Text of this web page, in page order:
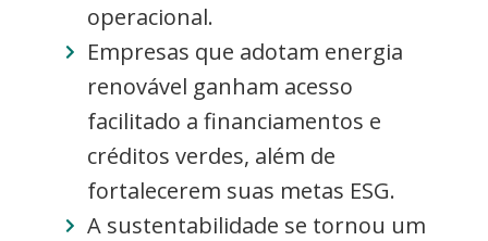
operacional.
Empresas que adotam energia
renovável ganham acesso
facilitado a financiamentos e
créditos verdes, além de
fortalecerem suas metas ESG.
A sustentabilidade se tornou um